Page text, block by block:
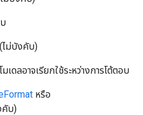
(ไม่บังคับ)
เดลอาจเรียกใช้ระหว่างการโต้ตอบ
หรือ
คับ)